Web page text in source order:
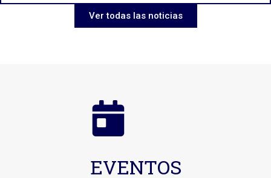
Ver todas las noticias
EVENTOS